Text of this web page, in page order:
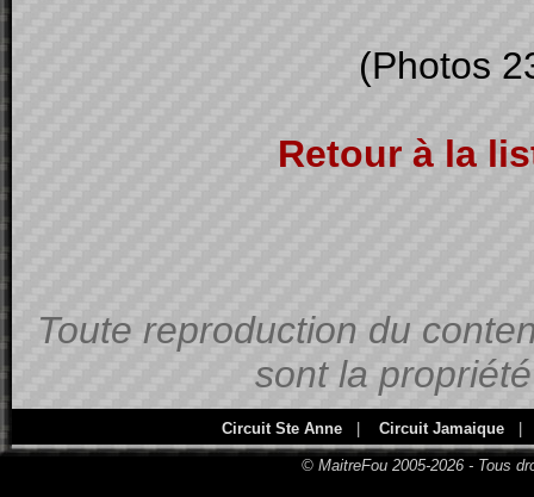
(Photos
Retour à la
Toute reproduction du
sont la
Circuit Ste Anne Circuit Jamaique
© MaitreFou 2005-2026 - Tous